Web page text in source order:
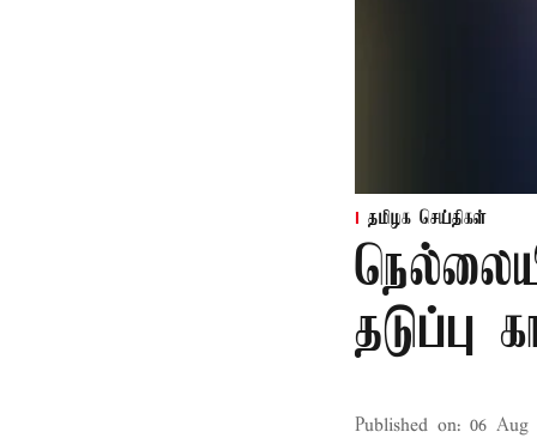
தமிழக செய்திகள்
தடுப்பு
Published on: 06 Aug